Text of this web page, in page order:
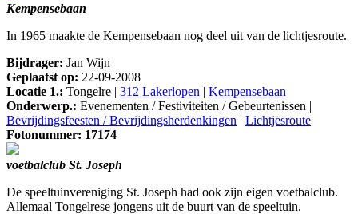
Kempensebaan
In 1965 maakte de Kempensebaan nog deel uit van de lichtjesroute.
Bijdrager: Jan Wijn
Geplaatst op: 22-09-2008
Locatie 1.: Tongelre | 312 Lakerlopen | Kempensebaan
Onderwerp.: Evenementen / Festiviteiten / Gebeurtenissen |
Bevrijdingsfeesten / Bevrijdingsherdenkingen | Lichtjesroute
Fotonummer: 17174
voetbalclub St. Joseph
De speeltuinvereniging St. Joseph had ook zijn eigen voetbalclub.
Allemaal Tongelrese jongens uit de buurt van de speeltuin.